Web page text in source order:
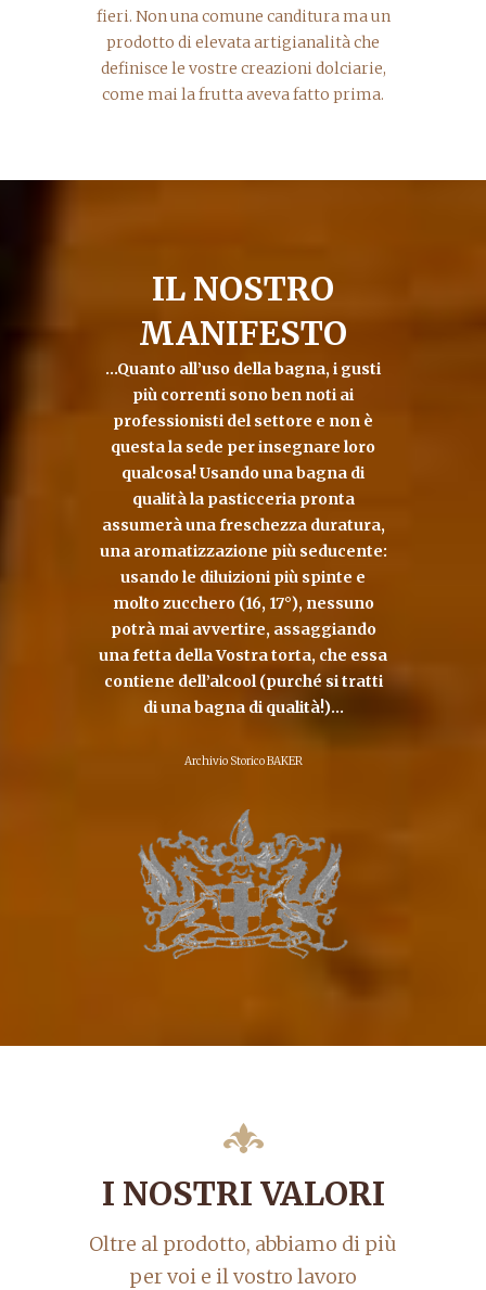
fieri. Non una comune canditura ma un
prodotto di elevata artigianalità che
definisce le vostre creazioni dolciarie,
come mai la frutta aveva fatto prima.
IL NOSTRO
MANIFESTO
…Quanto all’uso della bagna, i gusti
più correnti sono ben noti ai
professionisti del settore e non è
questa la sede per insegnare loro
qualcosa! Usando una bagna di
qualità la pasticceria pronta
assumerà una freschezza duratura,
una aromatizzazione più seducente:
usando le diluizioni più spinte e
molto zucchero (16, 17°), nessuno
potrà mai avvertire, assaggiando
una fetta della Vostra torta, che essa
contiene dell’alcool (purché si tratti
di una bagna di qualità!)…
Archivio Storico BAKER
I NOSTRI VALORI
Oltre al prodotto, abbiamo di più
per voi e il vostro lavoro